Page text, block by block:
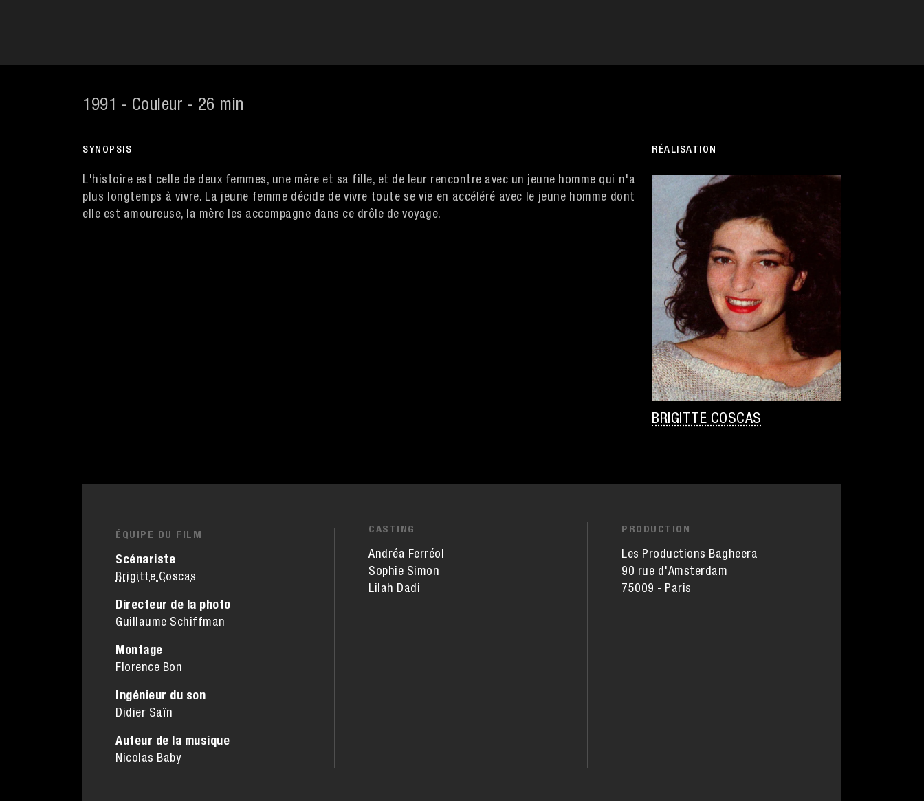
1991 - Couleur - 26 min
SYNOPSIS
L'histoire est celle de deux femmes, une mère et sa fille, et de leur rencontre avec un jeune homme qui n'a
plus longtemps à vivre. La jeune femme décide de vivre toute se vie en accéléré avec le jeune homme dont
elle est amoureuse, la mère les accompagne dans ce drôle de voyage.
RÉALISATION
BRIGITTE COSCAS
ÉQUIPE DU FILM
Scénariste
Brigitte Coscas
Directeur de la photo
Guillaume Schiffman
Montage
Florence Bon
Ingénieur du son
Didier Saïn
Auteur de la musique
Nicolas Baby
CASTING
Andréa Ferréol
Sophie Simon
Lilah Dadi
PRODUCTION
Les Productions Bagheera
90 rue d'Amsterdam
75009 - Paris